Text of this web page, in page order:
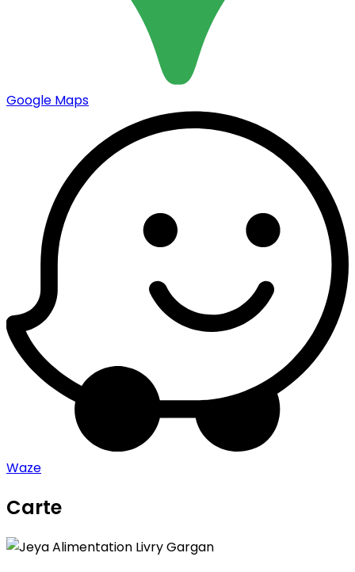
Google Maps
Waze
Carte
Jeya Alimentation Livry Gargan
+